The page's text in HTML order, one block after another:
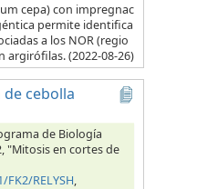
cepa) con impregnac
permite identifica
a los NOR (regio
argirófilas. (2022-08-26)
cebolla
de Biología
"Mitosis en cortes de
RELYSH,